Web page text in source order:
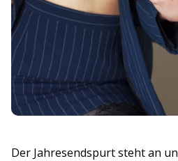
Der Jahresendspurt steht an